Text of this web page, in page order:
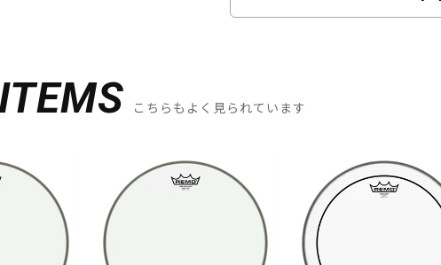
ITEMS こちらもよく見られています